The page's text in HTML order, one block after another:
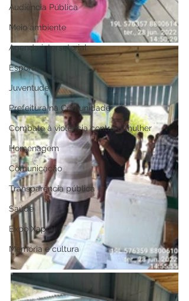
Audiência Pública
Meio ambiente
Agenda intersetorial
Esporte
Juventude
Prefeitura na Comunidade
Combate à violência contra a mulher
Homenagem
Comunicação
Transparência pública
Saúde
Expo Xapuri
Memória e cultura